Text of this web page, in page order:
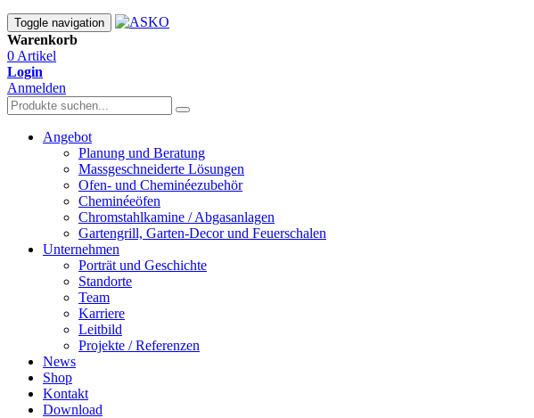
Toggle navigation
Warenkorb
0 Artikel
Login
Anmelden
Angebot
Planung und Beratung
Massgeschneiderte Lösungen
Ofen- und Cheminéezubehör
Cheminéeöfen
Chromstahlkamine / Abgasanlagen
Gartengrill, Garten-Decor und Feuerschalen
Unternehmen
Porträt und Geschichte
Standorte
Team
Karriere
Leitbild
Projekte / Referenzen
News
Shop
Kontakt
Download